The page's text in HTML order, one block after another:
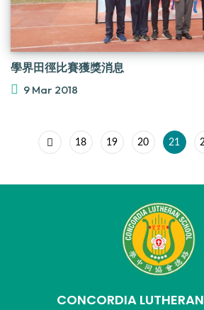
學界田徑比賽獲獎消息
9 Mar 2018
18 19 20 21
CONCORDIA